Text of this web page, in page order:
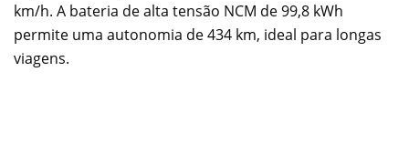
km/h. A bateria de alta tensão NCM de 99,8 kWh
permite uma autonomia de 434 km, ideal para longas
viagens.